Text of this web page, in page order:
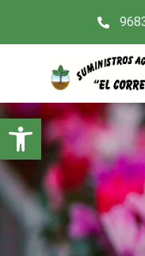
Abrir barra